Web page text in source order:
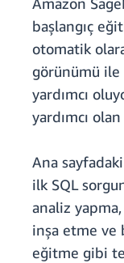
başlangıç
otomatik
görünümü ile
yardımcı
yardımcı
Ana
ilk SQL
analiz
inşa etme ve
eğitme gibi